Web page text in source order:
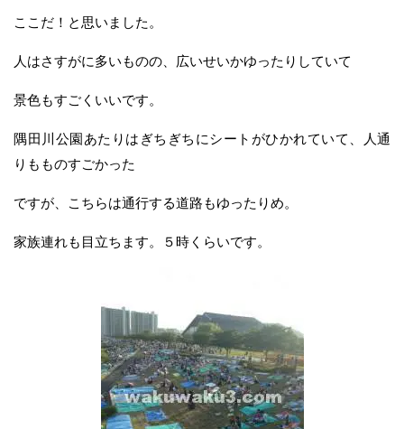
ここだ！と思いました。
人はさすがに多いものの、広いせいかゆったりしていて
景色もすごくいいです。
隅田川公園あたりはぎちぎちにシートがひかれていて、人通
りもものすごかった
ですが、こちらは通行する道路もゆったりめ。
家族連れも目立ちます。５時くらいです。